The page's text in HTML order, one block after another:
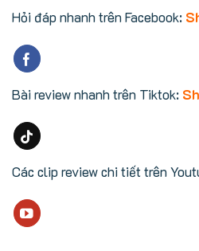
Hỏi đáp nhanh trên Facebook:
Bài review nhanh trên Tiktok:
Các clip review chi tiết trên